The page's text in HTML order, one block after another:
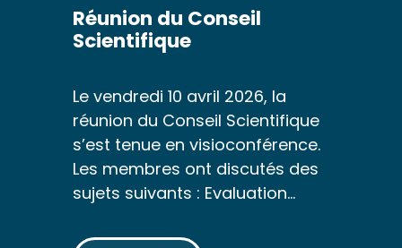
Réunion du Conseil
Scientifique
Le vendredi 10 avril 2026, la
réunion du Conseil Scientifique
s’est tenue en visioconférence.
Les membres ont discutés des
sujets suivants : Evaluation…